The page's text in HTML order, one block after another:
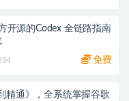
开源的Codex 全链路指南
免费
精通》，全系统掌握谷歌